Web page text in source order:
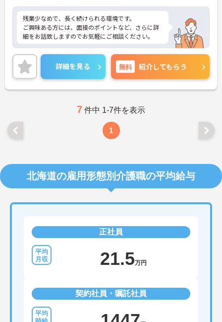
残業少なめで、長く続けられる環境です。
ご興味ある方には、面接のポイントなど、さらに詳
細をお話致しますのでお気軽にご相談ください。
詳細を見る 無料 紹介してもらう
7 件中 1-7件を表示
1
北海道の雇用形態別介護職の平均給与
正社員
21.5万円
契約社員・嘱託社員